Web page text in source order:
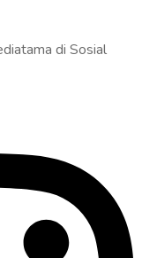
di Sosial